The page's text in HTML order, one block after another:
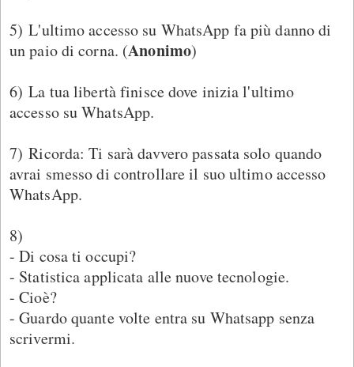
5) L'ultimo accesso su WhatsApp fa più danno di
un paio di corna. (Anonimo)
6) La tua libertà finisce dove inizia l'ultimo
accesso su WhatsApp.
7) Ricorda: Ti sarà davvero passata solo quando
avrai smesso di controllare il suo ultimo accesso
WhatsApp.
8)
- Di cosa ti occupi?
- Statistica applicata alle nuove tecnologie.
- Cioè?
- Guardo quante volte entra su Whatsapp senza
scrivermi.